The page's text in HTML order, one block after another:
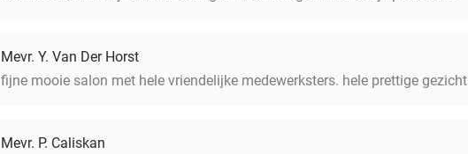
Mevr. Y. Van Der Horst
fijne mooie salon met hele vriendelijke medewerksters. hele prettige
Mevr. P. Caliskan